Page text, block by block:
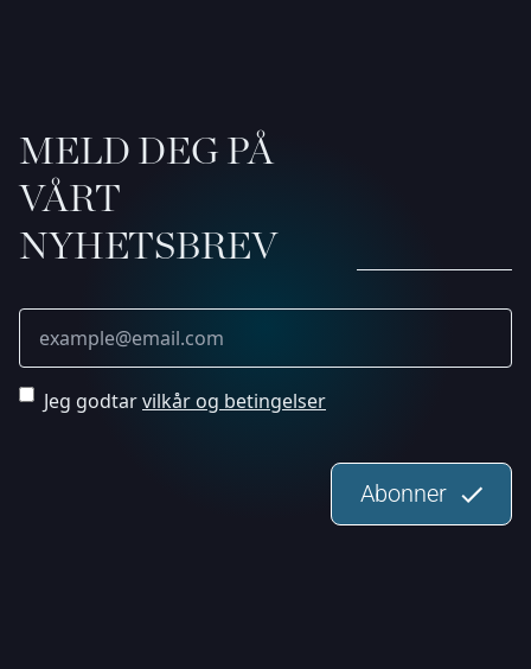
MELD DEG PÅ
VÅRT
NYHETSBREV
Jeg godtarvilkår og betingelser
Abonner